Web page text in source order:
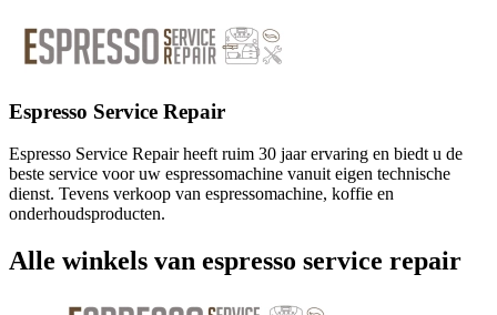
Espresso Service Repair
Espresso Service Repair heeft ruim 30 jaar ervaring en biedt u de
beste service voor uw espressomachine vanuit eigen technische
dienst. Tevens verkoop van espressomachine, koffie en
onderhoudsproducten.
Alle winkels van espresso service repair